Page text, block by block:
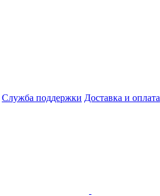
Служба поддержки Доставка и оплата